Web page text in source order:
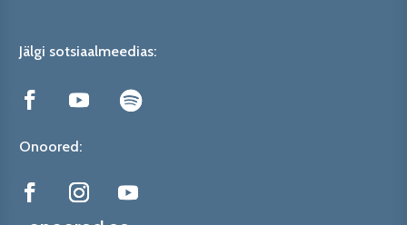
Jälgi sotsiaalmeedias:
Onoored: